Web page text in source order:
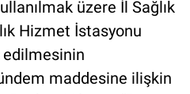
üzere İl Sağlık
Hizmet İstasyonu
edilmesinin
maddesine ilişkin